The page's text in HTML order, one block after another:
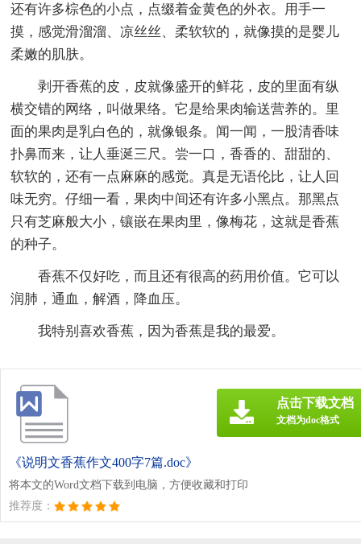
还有许多棕色的小点，点缀着金黄色的外衣。用手一
摸，感觉滑溜溜、凉丝丝、柔软软的，就像摸的是婴儿
柔嫩的肌肤。
剥开香蕉的皮，皮就像盛开的鲜花，皮的里面有纵
横交错的网络，叫做果络。它是给果肉输送营养的。里
面的果肉是乳白色的，就像银条。闻一闻，一股清香味
扑鼻而来，让人垂涎三尺。尝一口，香香的、甜甜的、
软软的，还有一点麻麻的感觉。真是无语伦比，让人回
味无穷。仔细一看，果肉中间还有许多小黑点。那黑点
只有芝麻般大小，镶嵌在果肉里，像梅花，这就是香蕉
的种子。
香蕉不仅好吃，而且还有很高的药用价值。它可以
润肺，通血，解酒，降血压。
我特别喜欢香蕉，因为香蕉是我的最爱。
《说明文香蕉作文400字7篇.doc》
将本文的Word文档下载到电脑，方便收藏和打印
推荐度：
点击下载文档
文档为doc格式